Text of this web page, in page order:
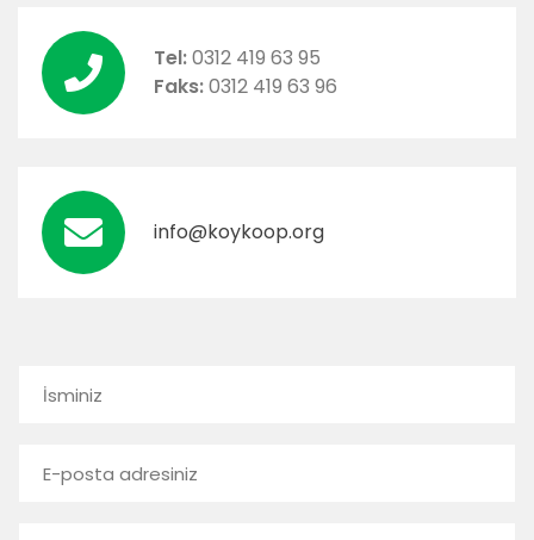
Tel:0312 419 63 95
Faks:0312 419 63 96
info@koykoop.org